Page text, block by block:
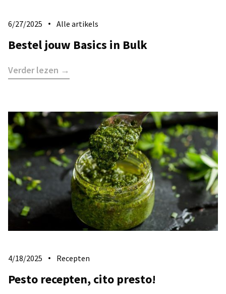
6/27/2025 Alle artikels
Bestel jouw Basics in Bulk
Verder lezen →
4/18/2025 Recepten
Pesto recepten, cito presto!